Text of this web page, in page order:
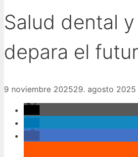
Salud dental
depara el
9 noviembre 202529. agosto 2025